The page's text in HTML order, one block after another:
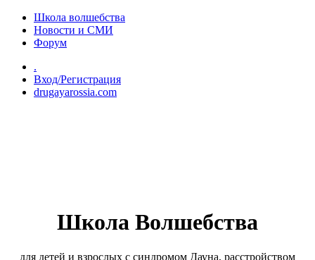
Перейти к основному содержанию
Школа волшебства
Новости и СМИ
Форум
.
Вход/Регистрация
drugayarossia.com
Школа Волшебства
для детей и взрослых с синдромом Дауна, расстройством